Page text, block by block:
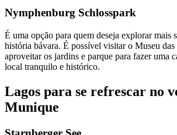
Nymphenburg Schlosspark
É uma opção para quem deseja explorar mais
história bávara. É possível visitar o Museu das
aproveitar os jardins e parque para fazer uma
local tranquilo e histórico.
Lagos para se refrescar no
Munique